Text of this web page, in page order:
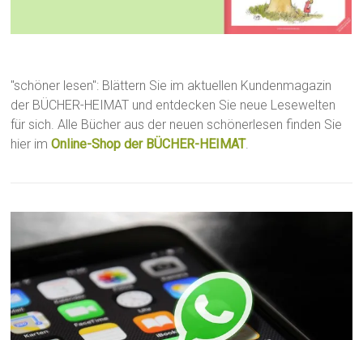
"schöner lesen": Blättern Sie im aktuellen Kundenmagazin
der BÜCHER-HEIMAT und entdecken Sie neue Lesewelten
für sich. Alle Bücher aus der neuen schönerlesen finden Sie
hier imOnline-Shop der BÜCHER-HEIMAT.